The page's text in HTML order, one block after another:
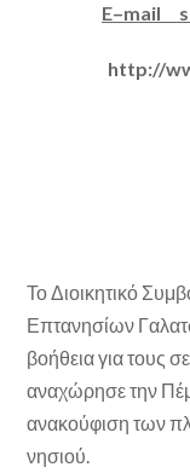
E–mail
http://
Το Διοικητικό
Επτανησίων
βοήθεια για τους
αναχώρησε την
ανακούφιση των
νησιού.